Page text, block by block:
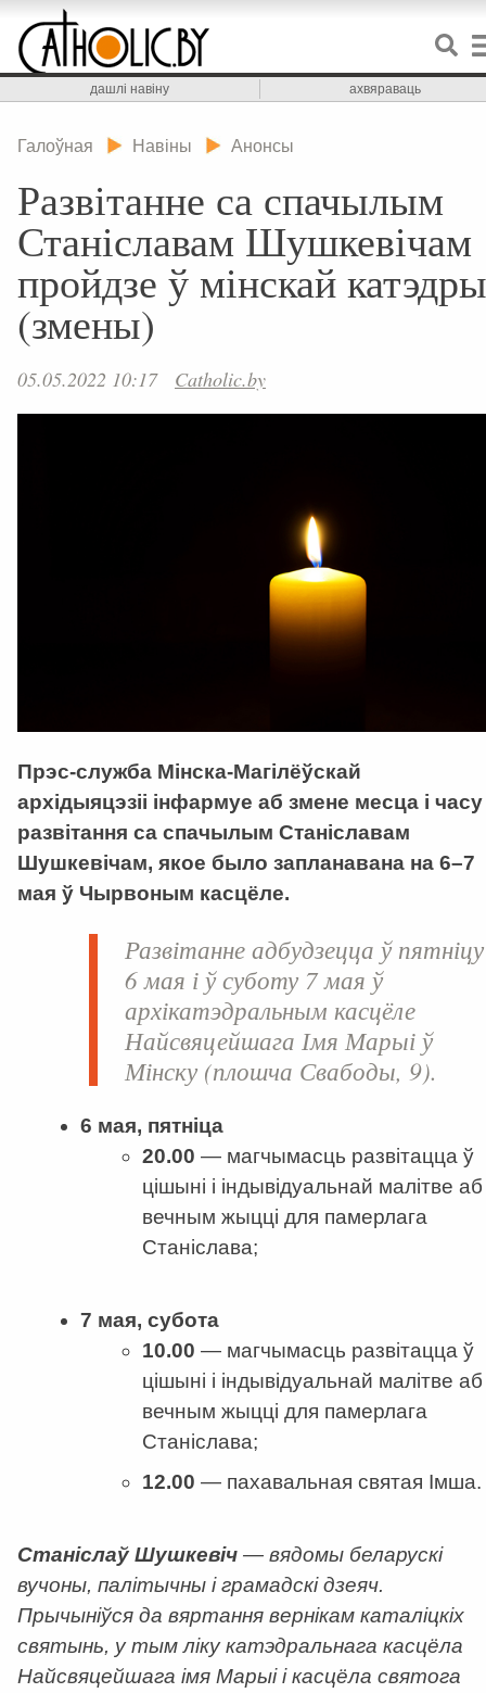
дашлі навіну ахвяраваць
Галоўная Навіны Анонсы
Развітанне са спачылым
Станіславам Шушкевічам
пройдзе ў мінскай катэдры
(змены)
05.05.2022 10:17 Catholic.by
Прэс-служба Мінска-Магілёўскай
архідыяцэзіі інфармуе аб змене месца і часу
развітання са спачылым Станіславам
Шушкевічам, якое было запланавана на 6–7
мая ў Чырвоным касцёле.
Развітанне адбудзецца ў пятніцу
6 мая і ў суботу 7 мая ў
архікатэдральным касцёле
Найсвяцейшага Імя Марыі ў
Мінску (плошча Свабоды, 9).
6 мая, пятніца
20.00— магчымасць развітацца ў
цішыні і індывідуальнай малітве аб
вечным жыцці для памерлага
Станіслава;
7 мая, субота
10.00 — магчымасць развітацца ў
цішыні і індывідуальнай малітве аб
вечным жыцці для памерлага
Станіслава;
12.00 — пахавальная святая Імша.
Станіслаў Шушкевіч — вядомы беларускі
вучоны, палітычны і грамадскі дзеяч.
Прычыніўся да вяртання вернікам каталіцкіх
святынь, у тым ліку катэдральнага касцёла
Найсвяцейшага імя Марыі і касцёла святога